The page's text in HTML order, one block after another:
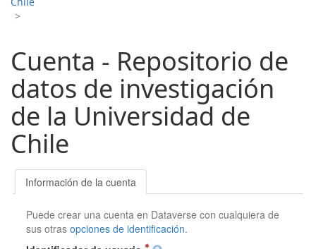
>
Cuenta - Repositorio de
datos de investigación
de la Universidad de
Chile
Información de la cuenta
Puede crear una cuenta en Dataverse con cualquiera de
sus otrasopciones de identificación.